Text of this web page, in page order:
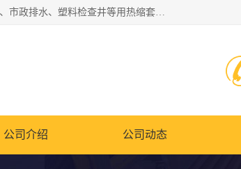
成都名腾热缩材料科技有限公司​主要研制生产石油、气钢质管道、管件的防腐、补伤、补口、市政排水、塑料检查井等用热缩套及市政排水管道不锈钢卡箍。产品包含：不锈钢卡箍、钢塑转换、光固化套、聚乙烯热收缩带、聚乙烯热收缩套、冷缠胶粘带、热收缩套、热收缩带、热收缩缠绕带、防腐热收缩带、热缩缠绕带、热缩套、热缩带等。
公司介绍 公司动态